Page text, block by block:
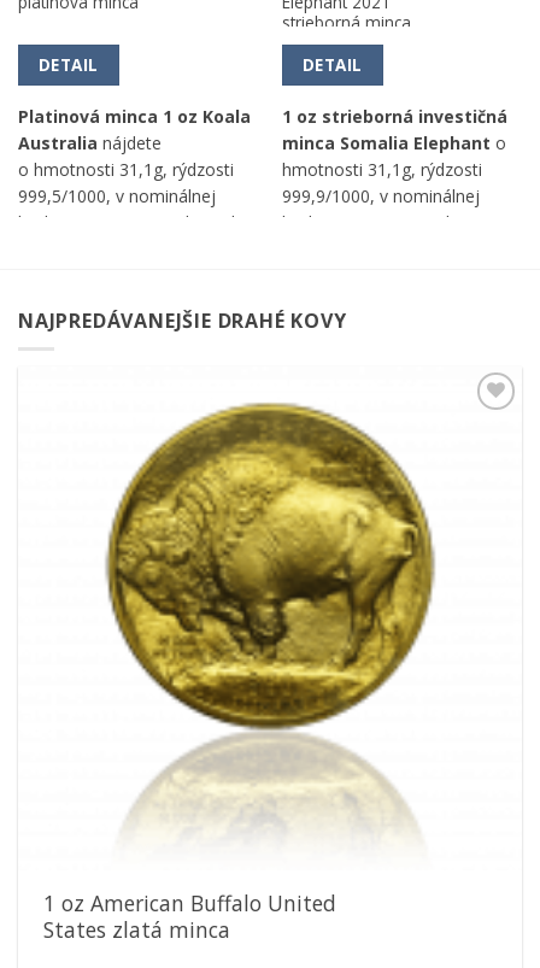
DETAIL
Platinová minca 1 oz Koala
Australia nájdete
o hmotnosti 31,1g, rýdzosti
999,5/1000, v nominálnej
hodnote 100 AUD, od good
strieborná minca
DETAIL
1 oz strieborná investičná
minca Somalia Elephant o
hmotnosti 31,1g, rýdzosti
999,9/1000, v nominálnej
hodnote 100 SOS, od Geiger
NAJPREDÁVANEJŠIE DRAHÉ KOVY
1 oz American Buffalo United
States zlatá minca